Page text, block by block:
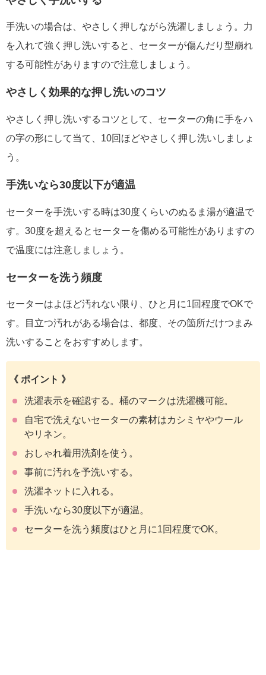
手洗いの場合は、やさしく押しながら洗濯しましょう。力
を入れて強く押し洗いすると、セーターが傷んだり型崩れ
する可能性がありますので注意しましょう。
やさしく効果的な押し洗いのコツ
やさしく押し洗いするコツとして、セーターの角に手をハ
の字の形にして当て、10回ほどやさしく押し洗いしましょ
う。
手洗いなら30度以下が適温
セーターを手洗いする時は30度くらいのぬるま湯が適温で
す。30度を超えるとセーターを傷める可能性がありますの
で温度には注意しましょう。
セーターを洗う頻度
セーターはよほど汚れない限り、ひと月に1回程度でOKで
す。目立つ汚れがある場合は、都度、その箇所だけつまみ
洗いすることをおすすめします。
《 ポイント 》
洗濯表示を確認する。桶のマークは洗濯機可能。
自宅で洗えないセーターの素材はカシミヤやウール
やリネン。
おしゃれ着用洗剤を使う。
事前に汚れを予洗いする。
洗濯ネットに入れる。
手洗いなら30度以下が適温。
セーターを洗う頻度はひと月に1回程度でOK。